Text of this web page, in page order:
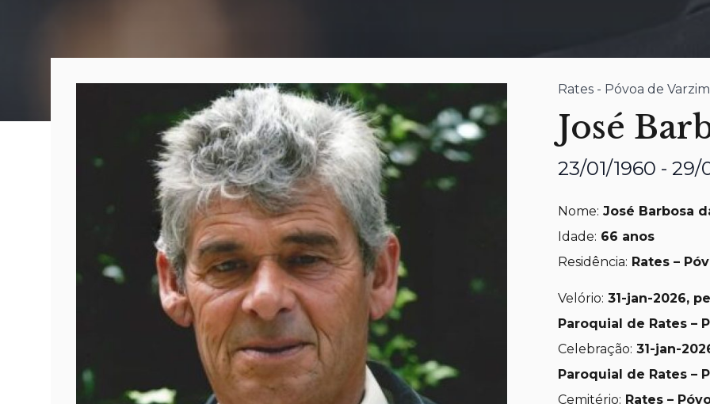
Rates - Póvoa de Varzim
José
23/01/1960 - 29/
Nome: José Barbosa
Idade: 66 anos
Residência: Rates –
Velório: 31-jan-2026,
Paroquial de Rates –
Celebração: 31-jan-
Paroquial de Rates –
Cemitério: Rates –